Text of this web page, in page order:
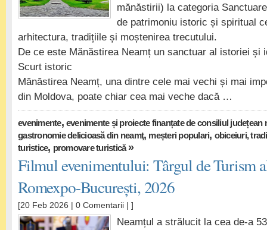
mănăstirii) la categoria
de patrimoniu istoric și spiritual
arhitectura, tradițiile și moștenirea trecutului.
De ce este Mănăstirea Neamț un sanctuar al istoriei și
Scurt istoric
Mănăstirea Neamț, una dintre cele mai vechi și mai
din Moldova, poate chiar cea mai veche dacă …
evenimente, evenimente și proiecte finanțate de consiliul județean
gastronomie delicioasă din neamţ, meșteri populari, obiceiuri,
turistice, promovare turistică»
Filmul evenimentului: Târgul de Turism
Romexpo-București, 2026
[20 Feb 2026 | 0 Comentarii | ]
Neamțul a strălucit la cea de-a